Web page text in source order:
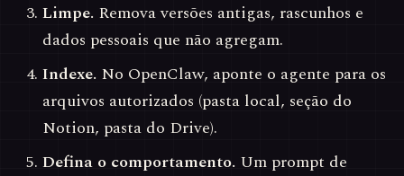
Limpe. Remova versões antigas, rascunhos e
dados pessoais que não agregam.
Indexe. No OpenClaw, aponte o agente para os
arquivos autorizados (pasta local, seção do
Notion, pasta do Drive).
Defina o comportamento. Um prompt de